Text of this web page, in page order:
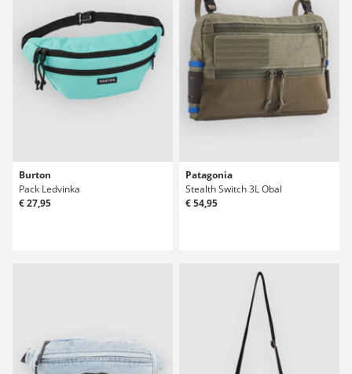
Burton
Pack Ledvinka
€ 27,95
Patagonia
Stealth Switch 3L Obal
€ 54,95